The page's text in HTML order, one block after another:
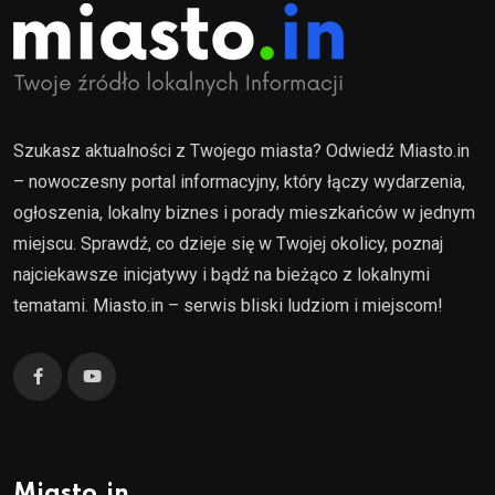
Szukasz aktualności z Twojego miasta? Odwiedź Miasto.in
– nowoczesny portal informacyjny, który łączy wydarzenia,
ogłoszenia, lokalny biznes i porady mieszkańców w jednym
miejscu. Sprawdź, co dzieje się w Twojej okolicy, poznaj
najciekawsze inicjatywy i bądź na bieżąco z lokalnymi
tematami. Miasto.in – serwis bliski ludziom i miejscom!